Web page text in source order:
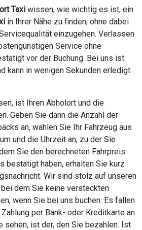
Taxi wissen, wie wichtig es ist, ein
in Ihrer Nähe zu finden, ohne dabei
einzugehen. Verlassen
Service ohne
vor der Buchung. Bei uns ist
kann in wenigen Sekunden erledigt
ist Ihren Abholort und die
Geben Sie dann die Anzahl der
an, wählen Sie Ihr Fahrzeug aus
und die Uhrzeit an, zu der Sie
Sie den berechneten Fahrpreis
bestätigt haben, erhalten Sie kurz
Wir sind stolz auf unseren
dem Sie keine versteckten
wenn Sie bei uns buchen. Es fallen
per Bank- oder Kreditkarte an
sehen, ist der, den Sie bezahlen. Ist